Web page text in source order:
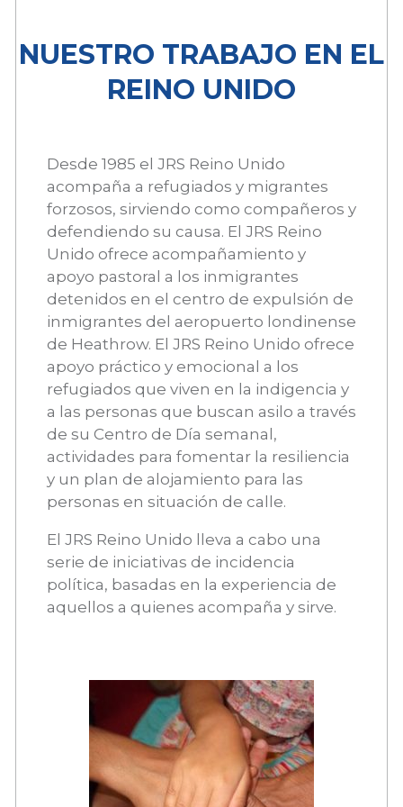
NUESTRO TRABAJO EN EL
REINO UNIDO
Desde 1985 el JRS Reino Unido
acompaña a refugiados y migrantes
forzosos, sirviendo como compañeros y
defendiendo su causa. El JRS Reino
Unido ofrece acompañamiento y
apoyo pastoral a los inmigrantes
detenidos en el centro de expulsión de
inmigrantes del aeropuerto londinense
de Heathrow. El JRS Reino Unido ofrece
apoyo práctico y emocional a los
refugiados que viven en la indigencia y
a las personas que buscan asilo a través
de su Centro de Día semanal,
actividades para fomentar la resiliencia
y un plan de alojamiento para las
personas en situación de calle.
El JRS Reino Unido lleva a cabo una
serie de iniciativas de incidencia
política, basadas en la experiencia de
aquellos a quienes acompaña y sirve.